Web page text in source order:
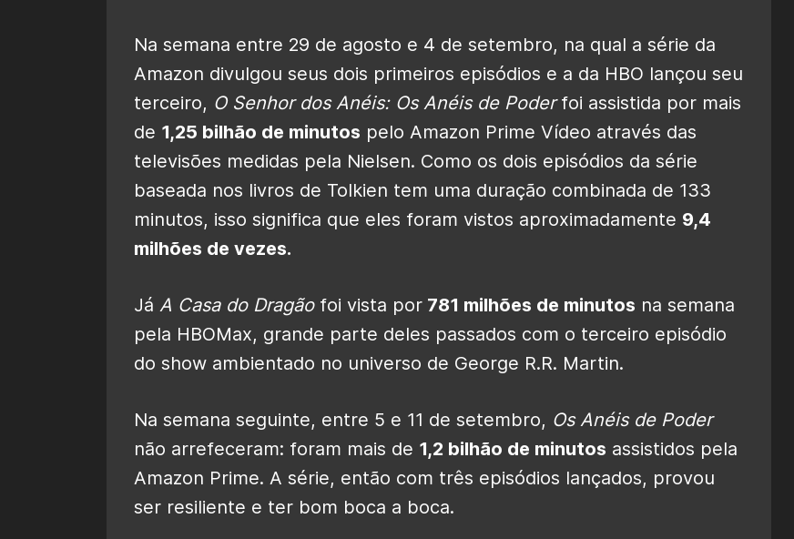
Na semana entre 29 de agosto e 4 de setembro, na qual a série da
Amazon divulgou seus dois primeiros episódios e a da HBO lançou seu
terceiro, O Senhor dos Anéis: Os Anéis de Poderfoi assistida por mais
de 1,25 bilhão de minutos pelo Amazon Prime Vídeo através das
televisões medidas pela Nielsen. Como os dois episódios da série
baseada nos livros de Tolkien tem uma duração combinada de 133
minutos, isso significa que eles foram vistos aproximadamente 9,4
milhões de vezes.
Já A Casa do Dragãofoi vista por 781 milhões de minutos na semana
pela HBOMax, grande parte deles passados com o terceiro episódio
do show ambientado no universo de George R.R. Martin.
Na semana seguinte, entre 5 e 11 de setembro, Os Anéis de Poder
não arrefeceram: foram mais de 1,2 bilhão de minutos assistidos pela
Amazon Prime. A série, então com três episódios lançados, provou
ser resiliente e ter bom boca a boca.